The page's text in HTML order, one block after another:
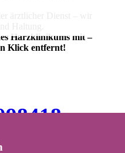
Harzklinikums mit –
Klick entfernt!